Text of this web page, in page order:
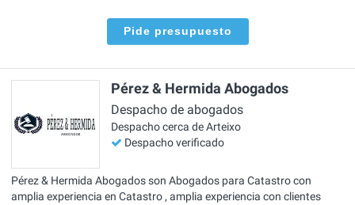
Pide presupuesto
Pérez & Hermida Abogados
Despacho de abogados
Despacho cerca de Arteixo
Despacho verificado
Pérez & Hermida Abogados son Abogados para Catastro con
amplia experiencia en Catastro , amplia experiencia con clientes